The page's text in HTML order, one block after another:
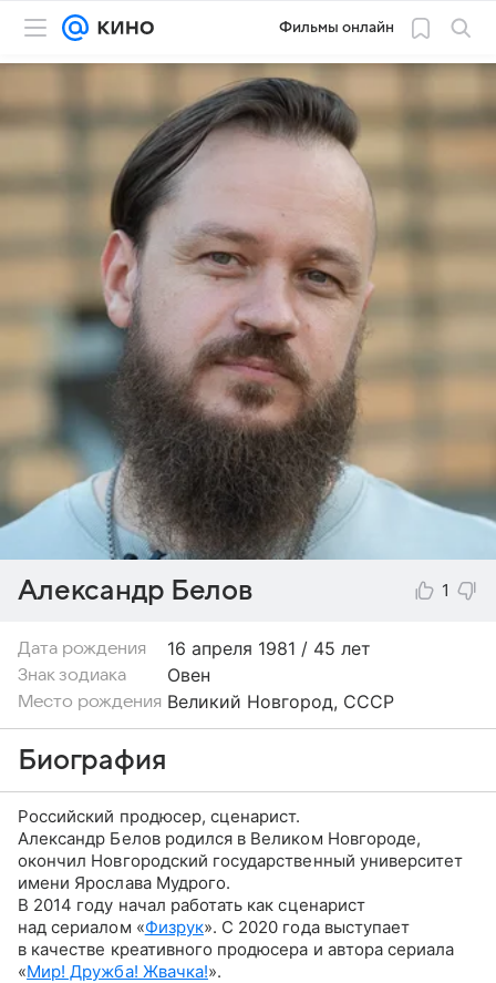
Фильмы онлайн
Александр Белов 1
Дата рождения 16 апреля 1981 / 45 лет
Знак зодиака Овен
Место рождения Великий Новгород, СССР
Биография
Российский продюсер, сценарист.
Александр Белов родился в Великом Новгороде,
окончил Новгородский государственный университет
имени Ярослава Мудрого.
В 2014 году начал работать как сценарист
над сериалом «Физрук». С 2020 года выступает
в качестве креативного продюсера и автора сериала
«Мир! Дружба! Жвачка!».